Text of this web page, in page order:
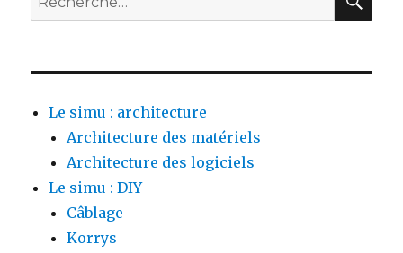
Le simu : architecture
Architecture des matériels
Architecture des logiciels
Le simu : DIY
Câblage
Korrys